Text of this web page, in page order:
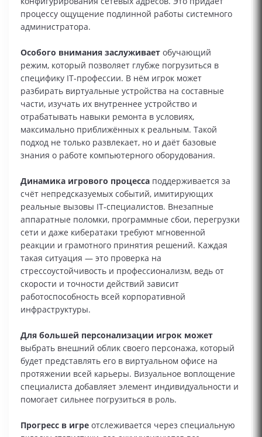
процессу ощущение подлинной работы системного
администратора.
Особого внимания заслуживает обучающий
режим, который позволяет глубже погрузиться в
специфику IT‑профессии. В нём игрок может
разбирать виртуальные устройства на составные
части, изучать их внутреннее устройство и
отрабатывать навыки ремонта в условиях,
максимально приближённых к реальным. Такой
подход не только развлекает, но и даёт базовые
знания о работе компьютерного оборудования.
Динамика игрового процесса поддерживается за
счёт непредсказуемых событий, имитирующих
реальные вызовы IT‑специалистов. Внезапные
аппаратные поломки, программные сбои, перегрузки
сети и даже кибератаки требуют мгновенной
реакции и грамотного принятия решений. Каждая
такая ситуация — это проверка на
стрессоустойчивость и профессионализм, ведь от
скорости и точности действий зависит
работоспособность всей корпоративной
инфраструктуры.
Для большей персонализации игрок может
выбрать внешний облик своего персонажа, который
будет представлять его в виртуальном офисе на
протяжении всей карьеры. Визуальное воплощение
специалиста добавляет элемент индивидуальности и
помогает сильнее погрузиться в роль.
Прогресс в игре отслеживается через специальную